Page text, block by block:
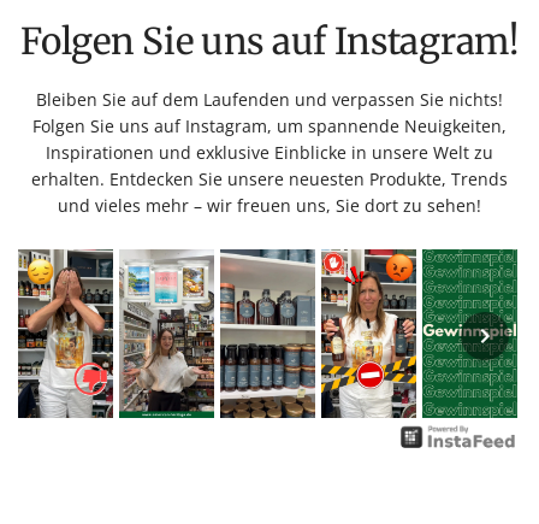
Folgen Sie uns auf Instagram!
Bleiben Sie auf dem Laufenden und verpassen Sie nichts!
Folgen Sie uns auf Instagram, um spannende Neuigkeiten,
Inspirationen und exklusive Einblicke in unsere Welt zu
erhalten. Entdecken Sie unsere neuesten Produkte, Trends
und vieles mehr – wir freuen uns, Sie dort zu sehen!